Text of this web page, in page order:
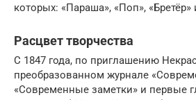
которых: «Параша», «Поп», «Бретёр»
Расцвет творчества
С 1847 года, по приглашению
преобразованном журнале
«Современные заметки» и первые